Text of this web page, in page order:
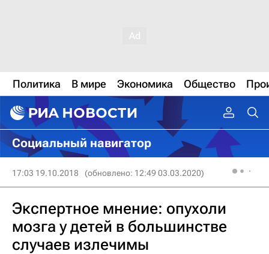
Политика В мире Экономика Общество
Социальный навигатор
17:03 19.10.2018 (обновлено: 12:49 03.03.2020)
Экспертное мнение: опухоли
мозга у детей в большинстве
случаев излечимы